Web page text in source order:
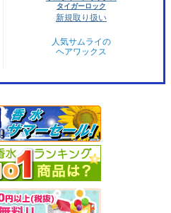
タイガーロック
新規取り扱い
人気サムライの
ヘアワックス